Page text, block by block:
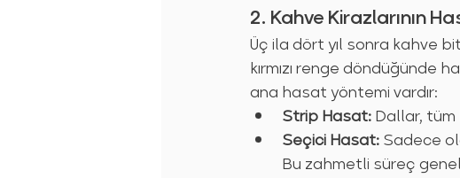
2. Kahve Kirazlarının
Üç ila dört yıl sonra kahve
kırmızı renge döndüğünde
ana hasat yöntemi vardır:
Strip Hasat: Dallar, tüm
Seçici Hasat: Sadece
Bu zahmetli süreç